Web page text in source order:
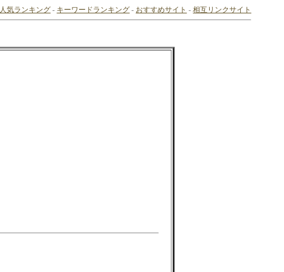
人気ランキング - キーワードランキング - おすすめサイト -相互リンクサイト